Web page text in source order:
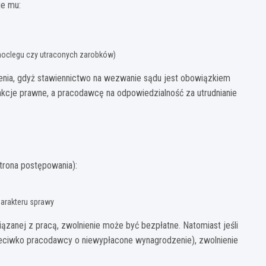
mu:
czy utraconych zarobków)
gdyż stawiennictwo na wezwanie sądu jest obowiązkiem
prawne, a pracodawcę na odpowiedzialność za utrudnianie
postępowania):
sprawy
z pracą, zwolnienie może być bezpłatne. Natomiast jeśli
pracodawcy o niewypłacone wynagrodzenie), zwolnienie